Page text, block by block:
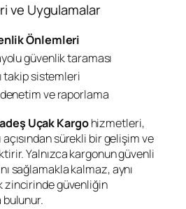
ve Uygulamalar
Önlemleri
güvenlik taraması
takip sistemleri
ve raporlama
Uçak Kargohizmetleri,
sürekli bir gelişim ve
Yalnızca kargonun güvenli
sağlamakla kalmaz, aynı
zincirinde güvenliğin
bulunur.